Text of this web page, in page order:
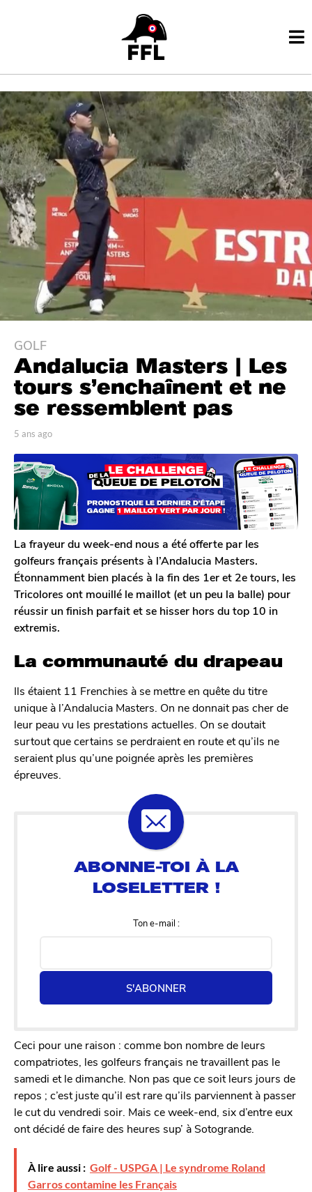
5
a
n
s
a
g
5
a
n
s
a
g
o
GOLF
Andalucia Masters | Les
tours s’enchaînent et ne
se ressemblent pas
p
r
J
o
n
a
s
5 ans ago
s
a
La frayeur du week-end nous a été offerte par les
golfeurs français présents à l’Andalucia Masters.
Étonnamment bien placés à la fin des 1er et 2e tours, les
Tricolores ont mouillé le maillot (et un peu la balle) pour
réussir un finish parfait et se hisser hors du top 10 in
extremis.
La communauté du drapeau
Ils étaient 11 Frenchies à se mettre en quête du titre
unique à l’Andalucia Masters. On ne donnait pas cher de
leur peau vu les prestations actuelles. On se doutait
surtout que certains se perdraient en route et qu’ils ne
seraient plus qu’une poignée après les premières
épreuves.
Ton e-mail :
S'ABONNER
Ceci pour une raison : comme bon nombre de leurs
compatriotes, les golfeurs français ne travaillent pas le
samedi et le dimanche. Non pas que ce soit leurs jours de
repos ; c’est juste qu’il est rare qu’ils parviennent à passer
le cut du vendredi soir. Mais ce week-end, six d’entre eux
ont décidé de faire des heures sup’ à Sotogrande.
À lire aussi : Golf - USPGA | Le syndrome Roland
Garros contamine les Français